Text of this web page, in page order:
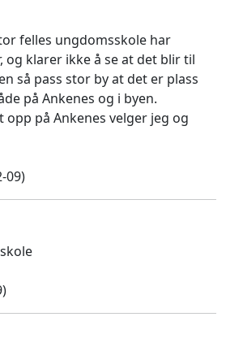
felles ungdomsskole har
og klarer ikke å se at det blir til
så pass stor by at det er plass
på Ankenes og i byen.
opp på Ankenes velger jeg og
09)